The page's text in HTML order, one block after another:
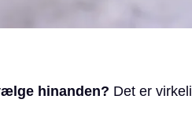
hinanden? Det er